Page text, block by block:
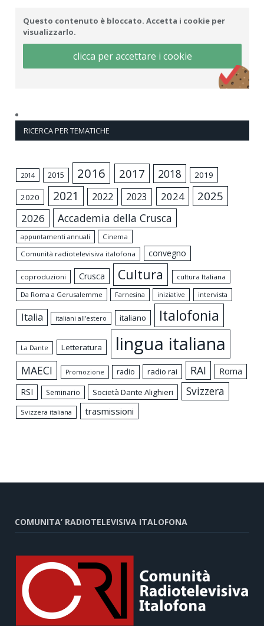
Questo contenuto è bloccato. Accetta i cookie per
visualizzarlo.
clicca per accettare i cookie
RICERCA PER TEMATICHE
2014 2015 2016 2017 2018 2019
2020 2021 2022 2023 2024 2025
2026 Accademia della Crusca
appuntamenti annuali
Cinema
Comunità radiotelevisiva italofona
convegno
coproduzioni Crusca Cultura
cultura Italiana
Da Roma a Gerusalemme
Farnesina iniziative intervista
Italia italiani all'estero italiano Italofonia
La Dante Letteratura lingua italiana
MAECI Promozione radio radio rai RAI
Roma
RSI
Seminario Società Dante Alighieri Svizzera
Svizzera italiana trasmissioni
COMUNITA’ RADIOTELEVISIVA ITALOFONA